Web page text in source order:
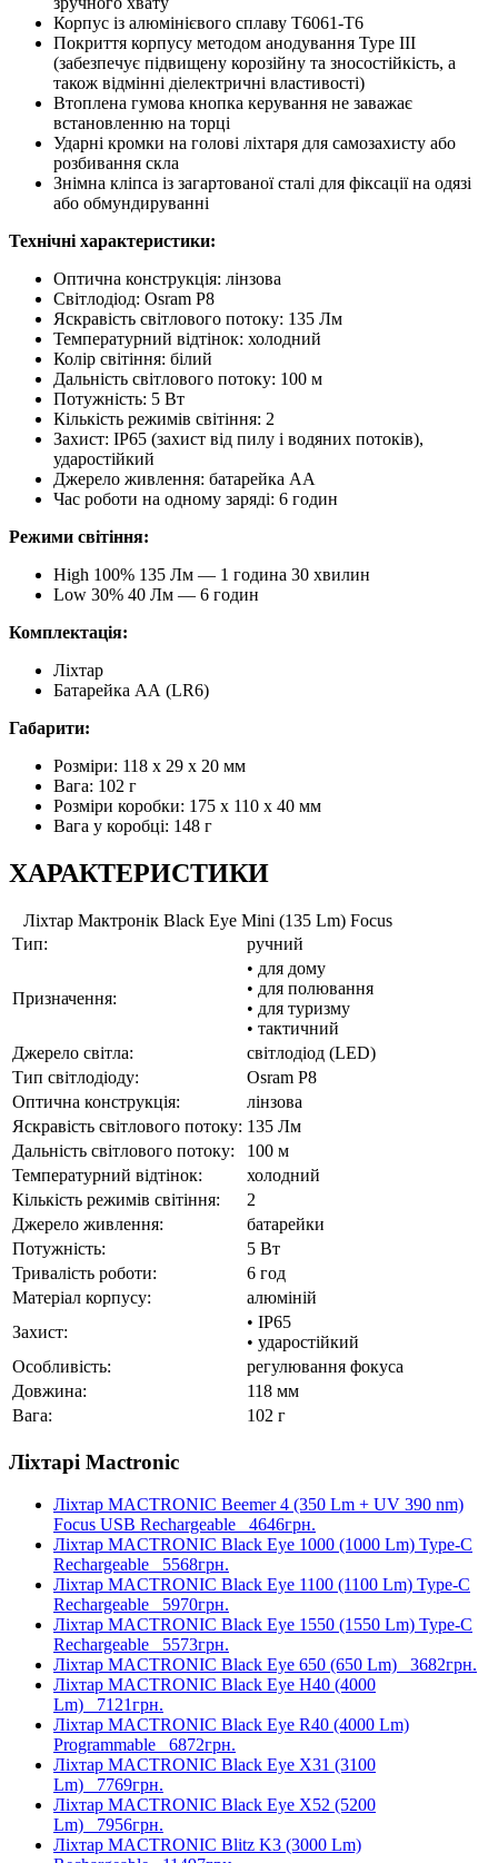
Корпус із алюмінієвого сплаву T6061-T6
Покриття корпусу методом анодування Type III
(забезпечує підвищену корозійну та зносостійкість, а
також відмінні діелектричні властивості)
Втоплена гумова кнопка керування не заважає
встановленню на торці
Ударні кромки на голові ліхтаря для самозахисту або
розбивання скла
Знімна кліпса із загартованої сталі для фіксації на одязі
або обмундируванні
Технічні характеристики:
Оптична конструкція: лінзова
Світлодіод: Osram P8
Яскравість світлового потоку: 135 Лм
Температурний відтінок: холодний
Колір світіння: білий
Дальність світлового потоку: 100 м
Потужність: 5 Вт
Кількість режимів світіння: 2
Захист: IP65 (захист від пилу і водяних потоків),
ударостійкий
Джерело живлення: батарейка АА
Час роботи на одному заряді: 6 годин
Режими світіння:
High 100% 135 Лм — 1 година 30 хвилин
Low 30% 40 Лм — 6 годин
Комплектація:
Ліхтар
Батарейка АА (LR6)
Габарити:
Розміри: 118 х 29 х 20 мм
Вага: 102 г
Розміри коробки: 175 x 110 x 40 мм
Вага у коробці: 148 г
ХАРАКТЕРИСТИКИ
Ліхтар Мактронік Black Eye Mini (135 Lm) Focus
Тип:
ручний
Призначення:
• для дому
• для полювання
• для туризму
• тактичний
Джерело світла:
світлодіод (LED)
Тип світлодіоду:
Osram P8
Оптична конструкція:
лінзова
Яскравість світлового потоку: 135 Лм
Дальність світлового потоку:
100 м
Температурний відтінок:
холодний
Кількість режимів світіння:
2
Джерело живлення:
батарейки
Потужність:
5 Вт
Тривалість роботи:
6 год
Матеріал корпусу:
алюміній
Захист:
• IP65
• ударостійкий
Особливість:
регулювання фокуса
Довжина:
118 мм
Вага:
102 г
Ліхтарі Mactronic
Ліхтар MACTRONIC Beemer 4 (350 Lm + UV 390 nm)
Focus USB Rechargeable 4646грн.
Ліхтар MACTRONIC Black Eye 1000 (1000 Lm) Type-C
Rechargeable 5568грн.
Ліхтар MACTRONIC Black Eye 1100 (1100 Lm) Type-C
Rechargeable 5970грн.
Ліхтар MACTRONIC Black Eye 1550 (1550 Lm) Type-C
Rechargeable 5573грн.
Ліхтар MACTRONIC Black Eye 650 (650 Lm) 3682грн.
Ліхтар MACTRONIC Black Eye H40 (4000
Lm) 7121грн.
Ліхтар MACTRONIC Black Eye R40 (4000 Lm)
Programmable 6872грн.
Ліхтар MACTRONIC Black Eye X31 (3100
Lm) 7769грн.
Ліхтар MACTRONIC Black Eye X52 (5200
Lm) 7956грн.
Ліхтар MACTRONIC Blitz K3 (3000 Lm)